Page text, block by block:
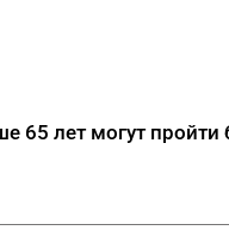
65 лет могут